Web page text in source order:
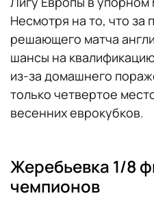
Несмотря на то, что за
решающего матча
шансы на
из-за домашнего
только четвертое
весенних еврокубков.
Жеребьевка 1/8
чемпионов